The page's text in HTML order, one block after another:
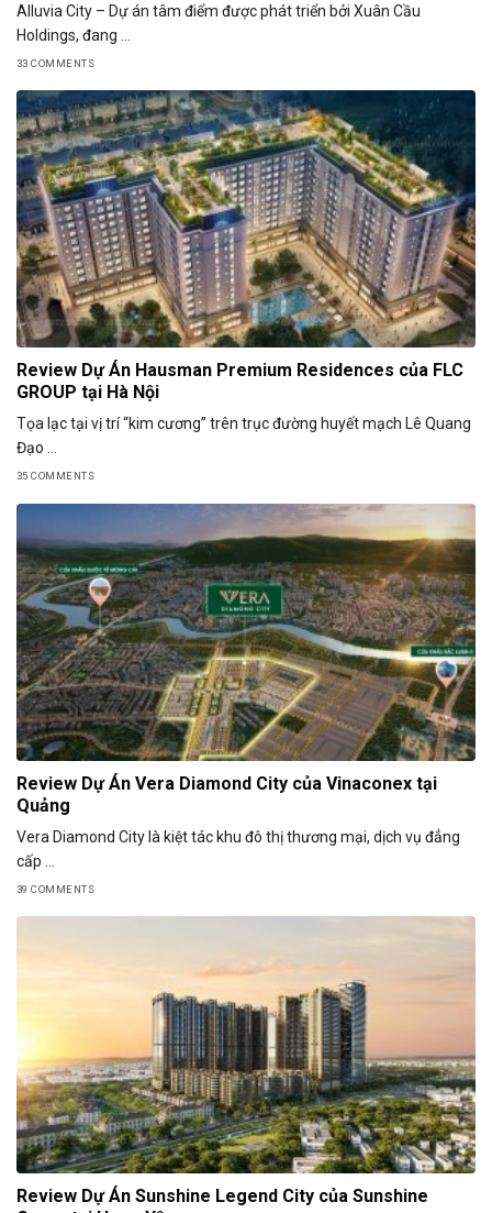
Alluvia City – Dự án tâm điểm được phát triển bởi Xuân Cầu
Holdings, đang ...
33 COMMENTS
Review Dự Án Hausman Premium Residences của FLC
GROUP tại Hà Nội
Tọa lạc tại vị trí “kim cương” trên trục đường huyết mạch Lê Quang
Đạo ...
35 COMMENTS
Review Dự Án Vera Diamond City của Vinaconex tại
Quảng
Vera Diamond City là kiệt tác khu đô thị thương mại, dịch vụ đẳng
cấp ...
39 COMMENTS
Review Dự Án Sunshine Legend City của Sunshine